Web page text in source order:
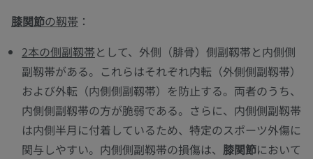
膝関節の靱帯 ：
2本の側副靱帯として、外側（腓骨）側副靱帯と内側側
副靱帯がある。これらはそれぞれ内転（外側側副靱帯）
および外転（内側側副靱帯）を防止する。両者のうち、
内側側副靱帯の方が脆弱である。さらに、内側側副靱帯
は内側半月に付着しているため、特定のスポーツ外傷に
関与しやすい。内側側副靱帯の損傷は、 膝関節において